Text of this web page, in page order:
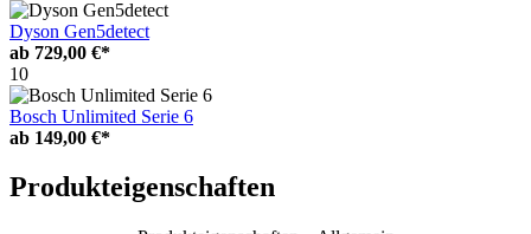
Dyson Gen5detect
ab 729,00 €*
10
Bosch Unlimited Serie 6
ab 149,00 €*
Produkteigenschaften